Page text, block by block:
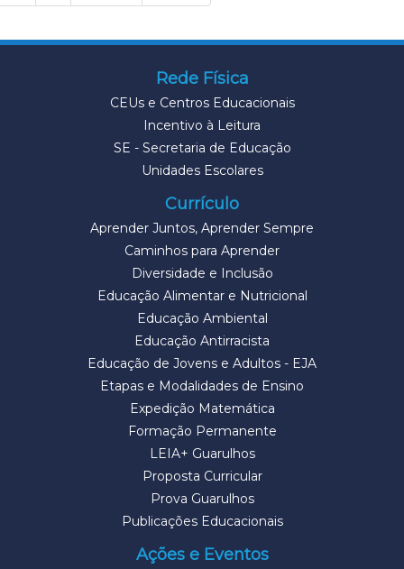
Rede Física
CEUs e Centros Educacionais
Incentivo à Leitura
SE - Secretaria de Educação
Unidades Escolares
Currículo
Aprender Juntos, Aprender Sempre
Caminhos para Aprender
Diversidade e Inclusão
Educação Alimentar e Nutricional
Educação Ambiental
Educação Antirracista
Educação de Jovens e Adultos - EJA
Etapas e Modalidades de Ensino
Expedição Matemática
Formação Permanente
LEIA+ Guarulhos
Proposta Curricular
Prova Guarulhos
Publicações Educacionais
Ações e Eventos